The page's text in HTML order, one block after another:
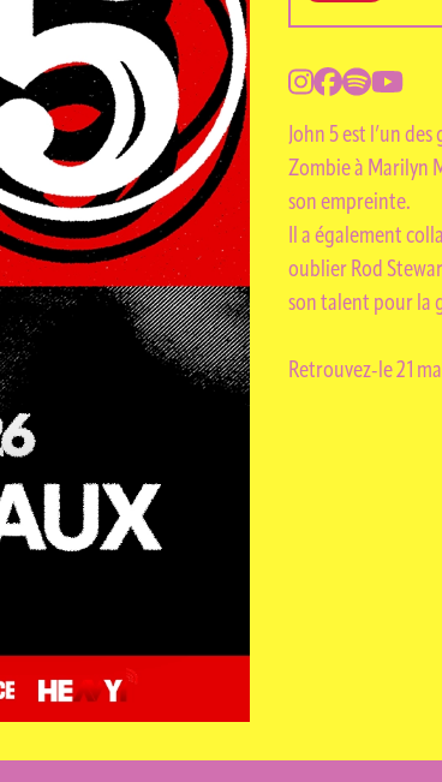
John 5 est l’un
Zombie à Marilyn
son empreinte.
Il a également
oublier Rod
son talent pour la
Retrouvez-le 21